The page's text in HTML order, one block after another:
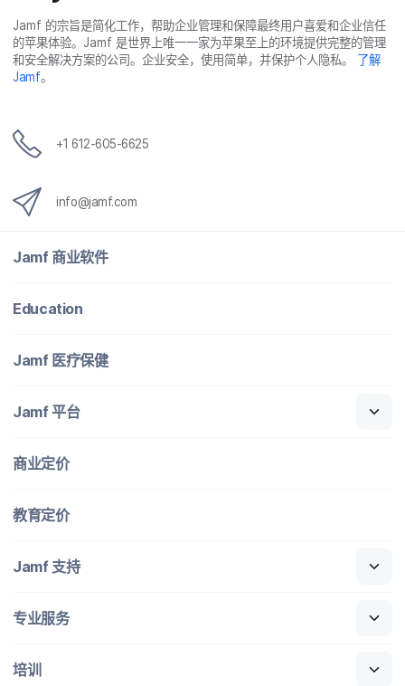
Jamf 的​宗旨​是​简化​工作，​帮助​企业​管理​和​保障​最​终​用​户​喜爱​和​企业​信任​
的​苹果​体验。 Jamf是​世界​上​唯​一​一​家​为​苹果​至​上​的​环境​提供​完整​的​管理​
和​安全​解决​方案​的​公司。​企业​安全，​使用​简单，​并​保护​个​人​隐私。
了解
Jamf。
+1 612-605-6625
info@jamf.com
Jamf 商业​软件
Education
Jamf 医​疗​保健
Jamf平台
商业定​价
教育定​价
Jamf 支持
专业​服务
培训